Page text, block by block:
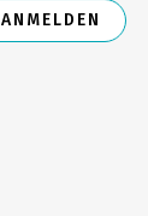
ANMELDEN